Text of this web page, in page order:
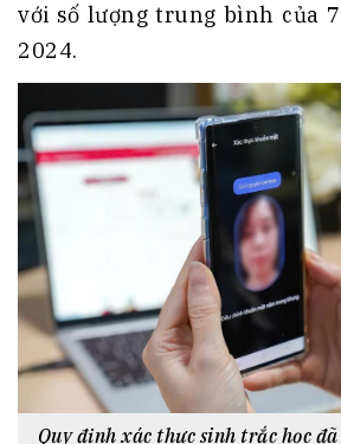
với số lượng trung bình của
2024.
Quy định xác thực sinh trắc học